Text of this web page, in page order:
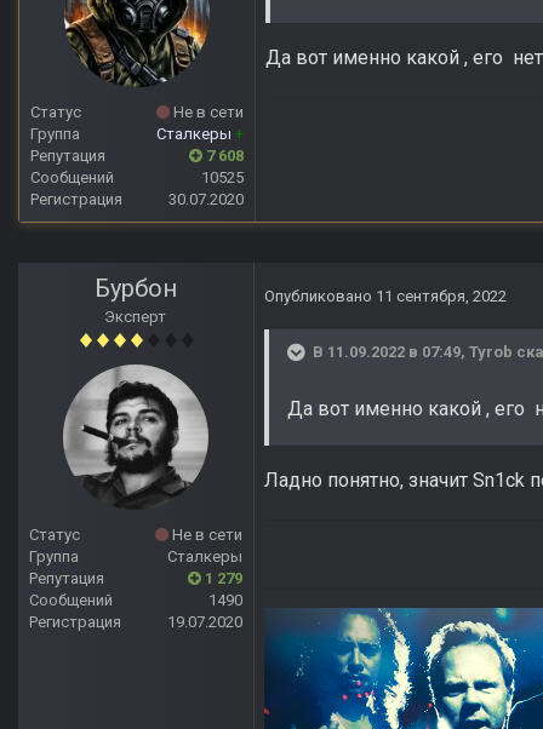
Статус
Не в сети
Группа
Сталкеры +
Репутация
7 608
Сообщений
10525
Регистрация
30.07.2020
Да вот именно какой , его
Бурбон
Эксперт
Статус
Не в сети
Группа
Сталкеры
Репутация
1 279
Сообщений
1490
Регистрация
19.07.2020
Опубликовано 11 сентября, 2022
В 11.09.2022 в 07:49, Tyrob
Да вот именно какой , его
Ладно понятно, значит Sn1ck